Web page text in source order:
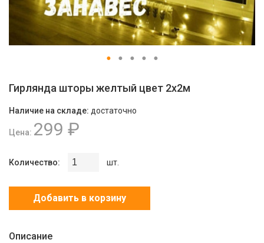
Гирлянда шторы желтый цвет 2х2м
Наличие на складе: достаточно
Цена: 299 ₽
Количество: шт.
Добавить в корзину
Описание